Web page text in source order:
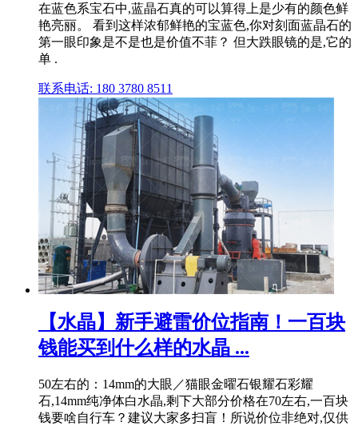
在蓝色系宝石中,蓝晶石真的可以算得上是少有的颜色鲜
艳亮丽。 看到这样浓郁鲜艳的宝蓝色,你对刻面蓝晶石的
第一眼印象是不是也是价值不菲？ 但大跌眼镜的是,它的
单 .
联系电话: 180 3780 8511
【水晶】新手避雷价位指南！一百块
钱能买到什么样的水晶 ...
50左右的：14mm的大眼／猫眼金曜石银耀石彩耀
石,14mm纯净体白水晶,剩下大部分价格在70左右,一百块
钱要啥自行车？建议大家多扫盲！所说价位非绝对,仅供